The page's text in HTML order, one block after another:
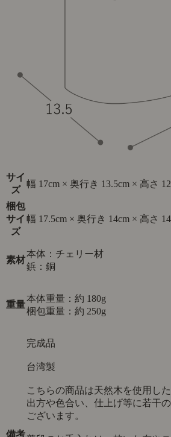
サイ
ズ
幅 17cm × 奥行き 13.5cm × 高さ
梱包
サイ
ズ
幅 17.5cm × 奥行き 14cm × 高さ
素材
本体：チェリー材
鋲：銅
重量
本体重量：約 180g
梱包重量：約 250g
備考
完成品
台湾製
こちらの商品は天然木を使用し
出方や色合い、仕上げ等に若干
ございます。